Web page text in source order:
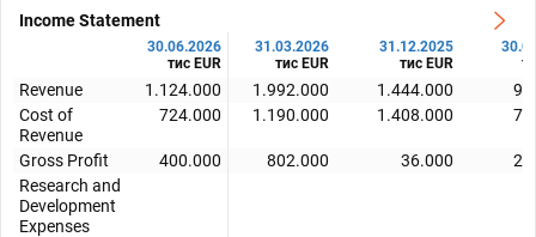
Income Statement
30.06.2026
тис EUR
31.03.2026
тис EUR
31.12.2025
тис EUR
Revenue 1.124.000 1.992.000 1.444.000
Cost of
Revenue
724.000 1.190.000 1.408.000
Gross Profit 400.000 802.000 36.000
Research and
Development
Expenses